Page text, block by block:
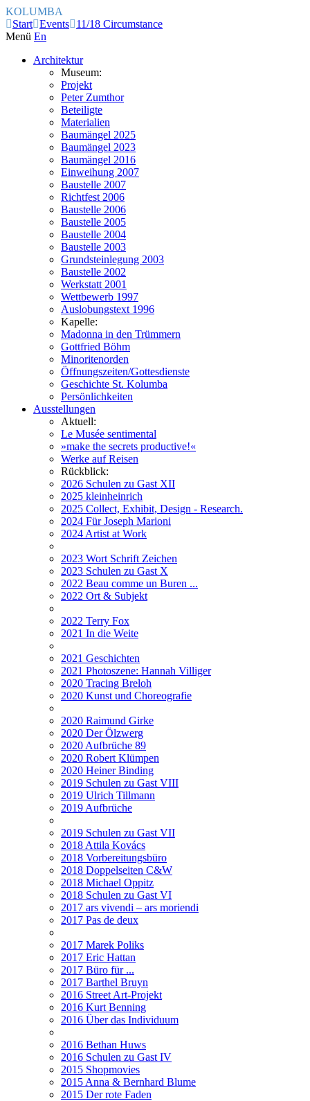
KOLUMBA
Start Events
11/18 Circumstance
Menü En
Architektur
Museum:
Projekt
Peter Zumthor
Beteiligte
Materialien
Baumängel 2025
Baumängel 2023
Baumängel 2016
Einweihung 2007
Baustelle 2007
Richtfest 2006
Baustelle 2006
Baustelle 2005
Baustelle 2004
Baustelle 2003
Grundsteinlegung 2003
Baustelle 2002
Werkstatt 2001
Wettbewerb 1997
Auslobungstext 1996
Kapelle:
Madonna in den Trümmern
Gottfried Böhm
Minoritenorden
Öffnungszeiten/Gottesdienste
Geschichte St. Kolumba
Persönlichkeiten
Ausstellungen
Aktuell:
Le Musée sentimental
»make the secrets productive!«
Werke auf Reisen
Rückblick:
2026 Schulen zu Gast XII
2025 kleinheinrich
2025 Collect, Exhibit, Design - Research.
2024 Für Joseph Marioni
2024 Artist at Work
2023 Wort Schrift Zeichen
2023 Schulen zu Gast X
2022 Beau comme un Buren ...
2022 Ort & Subjekt
2022 Terry Fox
2021 In die Weite
2021 Geschichten
2021 Photoszene: Hannah Villiger
2020 Tracing Breloh
2020 Kunst und Choreografie
2020 Raimund Girke
2020 Der Ölzwerg
2020 Aufbrüche 89
2020 Robert Klümpen
2020 Heiner Binding
2019 Schulen zu Gast VIII
2019 Ulrich Tillmann
2019 Aufbrüche
2019 Schulen zu Gast VII
2018 Attila Kovács
2018 Vorbereitungsbüro
2018 Doppelseiten C&W
2018 Michael Oppitz
2018 Schulen zu Gast VI
2017 ars vivendi – ars moriendi
2017 Pas de deux
2017 Marek Poliks
2017 Eric Hattan
2017 Büro für ...
2017 Barthel Bruyn
2016 Street Art-Projekt
2016 Kurt Benning
2016 Über das Individuum
2016 Bethan Huws
2016 Schulen zu Gast IV
2015 Shopmovies
2015 Anna & Bernhard Blume
2015 Der rote Faden